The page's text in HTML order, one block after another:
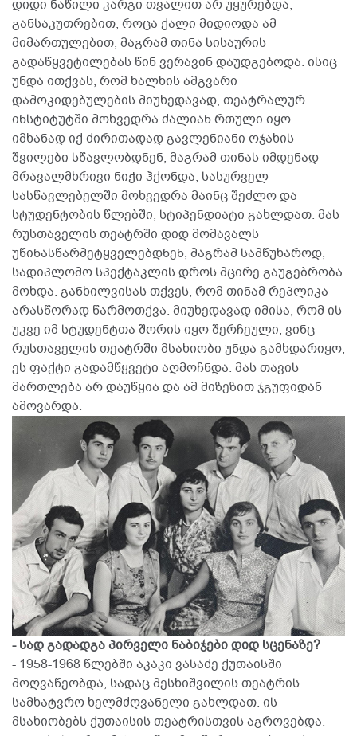
დიდი ნაწილი კარგი თვალით არ უყურებდა,
განსაკუთრებით, როცა ქალი მიდიოდა ამ
მიმართულებით, მაგრამ თინა სისაურის
გადაწყვეტილებას წინ ვერავინ დაუდგებოდა. ისიც
უნდა ითქვას, რომ ხალხის ამგვარი
დამოკიდებულების მიუხედავად, თეატრალურ
ინსტიტუტში მოხვედრა ძალიან რთული იყო.
იმხანად იქ ძირითადად გავლენიანი ოჯახის
შვილები სწავლობდნენ, მაგრამ თინას იმდენად
მრავალმხრივი ნიჭი ჰქონდა, სასურველ
სასწავლებელში მოხვედრა მაინც შეძლო და
სტუდენტობის წლებში, სტიპენდიატი გახლდათ. მას
რუსთაველის თეატრში დიდ მომავალს
უწინასწარმეტყველებდნენ, მაგრამ სამწუხაროდ,
სადიპლომო სპექტაკლის დროს მცირე გაუგებრობა
მოხდა. განხილვისას თქვეს, რომ თინამ რეპლიკა
არასწორად წარმოთქვა. მიუხედავად იმისა, რომ ის
უკვე იმ სტუდენტთა შორის იყო შერჩეული, ვინც
რუსთაველის თეატრში მსახიობი უნდა გამხდარიყო,
ეს ფაქტი გადამწყვეტი აღმოჩნდა. მას თავის
მართლება არ დაუწყია და ამ მიზეზით ჯგუფიდან
ამოვარდა.
- სად გადადგა პირველი ნაბიჯები დიდ სცენაზე?
- 1958-1968 წლებში აკაკი ვასაძე ქუთაისში
მოღვაწეობდა, სადაც მესხიშვილის თეატრის
სამხატვრო ხელმძღვანელი გახლდათ. ის
მსახიობებს ქუთაისის თეატრისთვის აგროვებდა.